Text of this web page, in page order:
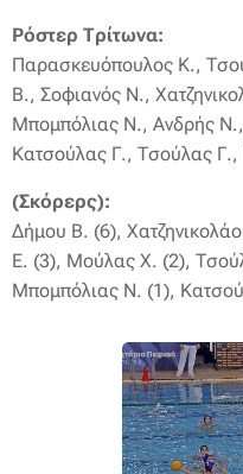
Ρόστερ Τρίτωνα:
Παρασκευόπουλος Κ.,
Β., Σοφιανός Ν.,
Μπομπόλιας Ν., Ανδρής
Κατσούλας Γ., Τσούλας Γ.,
(Σκόρερς):
Δήμου Β. (6),
Ε. (3), Μούλας Χ. (2),
Μπομπόλιας Ν. (1),